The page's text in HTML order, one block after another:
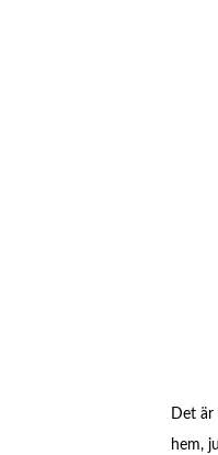
Det
hem,